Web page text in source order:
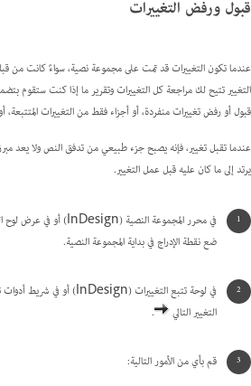
قبول ورفض التغييرات
عندما تكون التغييرات قد تمت على مجموعة نصية، سواءً كانت من
التغيير تتيح لك مراجعة كل التغييرات وتقرير ما إذا كنت ستقوم
قبول أو رفض تغييرات منفردة، أو أجزاء فقط من التغييرات المتتبعة،
عندما تقبل تغيير، فإنه يصبح جزء طبيعي من تدفق النص ولا يعد
يرتد إلى ما كان عليه قبل عمل التغيير.
ضع نقطة الإدراج في بداية المجموعة النصية.
التغيير التالي
.
قم بأي من الأمور التالية: